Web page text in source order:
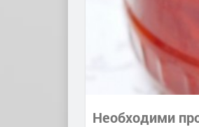
Необходими